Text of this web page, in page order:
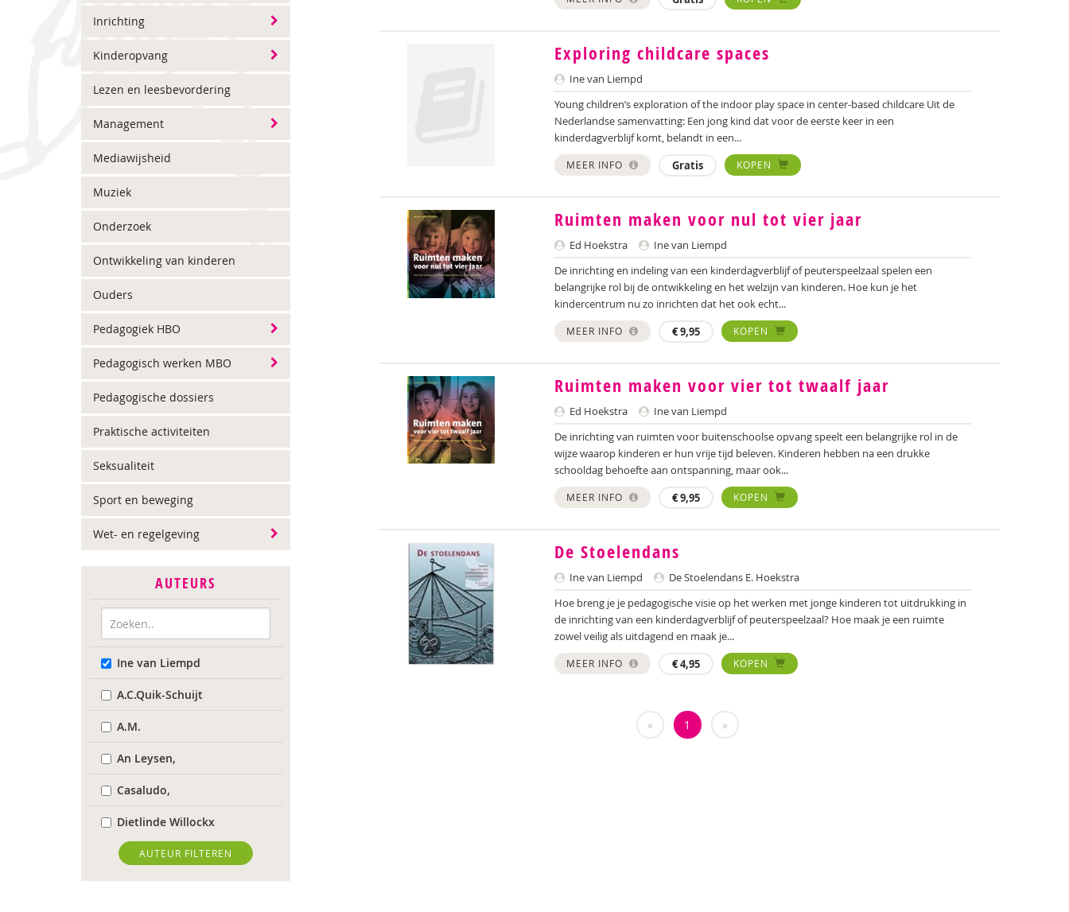
Inrichting
Kinderopvang
Lezen en leesbevordering
Management
Mediawijsheid
Muziek
Onderzoek
Ontwikkeling van kinderen
Ouders
Pedagogiek HBO
Pedagogisch werken MBO
Pedagogische dossiers
Praktische activiteiten
Seksualiteit
Sport en beweging
Wet- en regelgeving
AUTEURS
Ine van Liempd
A.C.Quik-Schuijt
A.M.
An Leysen,
Casaludo,
Dietlinde Willockx
Landelijk Kenniscentrum
LVB
AUTEUR FILTEREN
Exploring childcare spaces
Ine van Liempd
Young children’s exploration of the indoor play space in center-based childcare Uit de
Nederlandse samenvatting: Een jong kind dat voor de eerste keer in een
kinderdagverblijf komt, belandt in een...
MEER INFO Gratis KOPEN
Ruimten maken voor nul tot vier jaar
Ed Hoekstra
Ine van Liempd
De inrichting en indeling van een kinderdagverblijf of peuterspeelzaal spelen een
belangrijke rol bij de ontwikkeling en het welzijn van kinderen. Hoe kun je het
kindercentrum nu zo inrichten dat het ook echt...
MEER INFO €9,95 KOPEN
Ruimten maken voor vier tot twaalf jaar
Ed Hoekstra
Ine van Liempd
De inrichting van ruimten voor buitenschoolse opvang speelt een belangrijke rol in de
wijze waarop kinderen er hun vrije tijd beleven. Kinderen hebben na een drukke
schooldag behoefte aan ontspanning, maar ook...
MEER INFO €9,95 KOPEN
De Stoelendans
Ine van Liempd
De Stoelendans E. Hoekstra
Hoe breng je je pedagogische visie op het werken met jonge kinderen tot uitdrukking in
de inrichting van een kinderdagverblijf of peuterspeelzaal? Hoe maak je een ruimte
zowel veilig als uitdagend en maak je...
MEER INFO €4,95 KOPEN
« 1 »